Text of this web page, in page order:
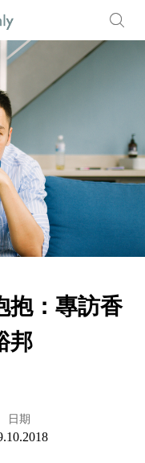
抱：專訪香
邦
日期